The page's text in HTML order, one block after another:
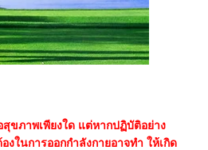
สุขภาพเพียงใด แต่หากปฏิบัติอย่าง
ในการออกกำลังกายอาจทำ ให้เกิด